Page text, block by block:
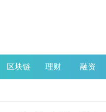
区块链 理财 融资